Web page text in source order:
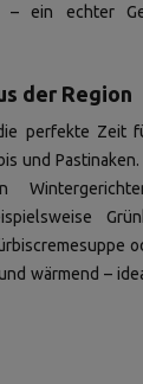
– ein echter
der Region
perfekte Zeit
und
wärmend –